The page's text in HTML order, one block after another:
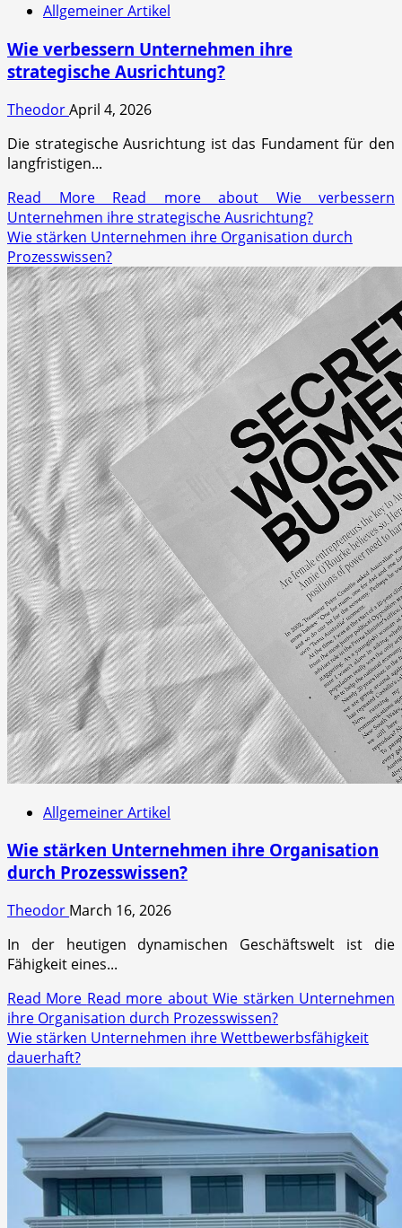
Allgemeiner Artikel
Wie verbessern Unternehmen ihre
strategische Ausrichtung?
TheodorApril 4, 2026
Die strategische Ausrichtung ist das Fundament für den
langfristigen...
Read More Read more about Wie verbessern
Unternehmen ihre strategische Ausrichtung?
Wie stärken Unternehmen ihre Organisation durch
Prozesswissen?
Allgemeiner Artikel
Wie stärken Unternehmen ihre Organisation
durch Prozesswissen?
Theodor March 16, 2026
In der heutigen dynamischen Geschäftswelt ist die
Fähigkeit eines...
Read More Read more about Wie stärken Unternehmen
ihre Organisation durch Prozesswissen?
Wie stärken Unternehmen ihre Wettbewerbsfähigkeit
dauerhaft?